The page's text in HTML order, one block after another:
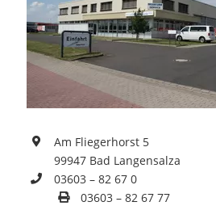
Am Fliegerhorst 5
99947 Bad Langensalza
03603 – 82 67 0
03603 – 82 67 77